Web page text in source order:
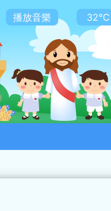
播放音樂 32℃